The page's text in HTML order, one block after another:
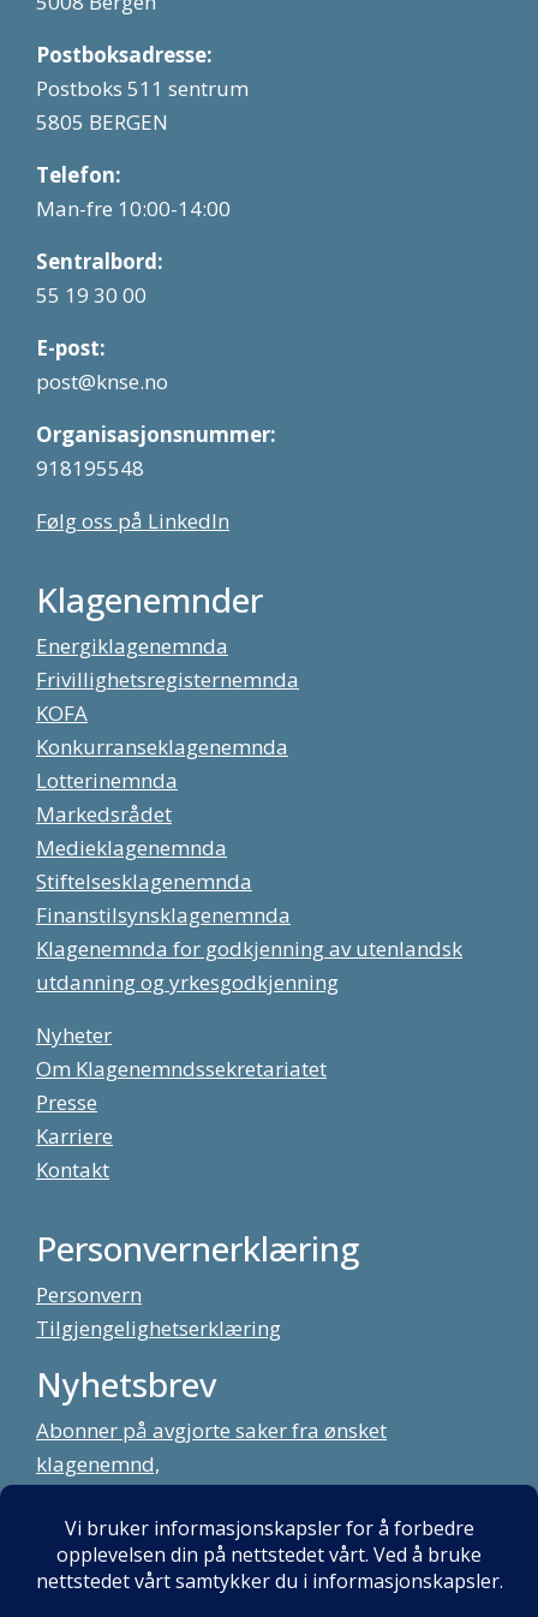
Postboksadresse:
Postboks 511 sentrum
5805 BERGEN
Telefon:
Man-fre 10:00-14:00
Sentralbord:
55 19 30 00
E-post:
post@knse.no
Organisasjonsnummer:
918195548
Følg oss på LinkedIn
Klagenemnder
Energiklagenemnda
Frivillighetsregisternemnda
KOFA
Konkurranseklagenemnda
Lotterinemnda
Markedsrådet
Medieklagenemnda
Stiftelsesklagenemnda
Finanstilsynsklagenemnda
Klagenemnda for godkjenning av utenlandsk
utdanning og yrkesgodkjenning
Nyheter
Om Klagenemndssekretariatet
Presse
Karriere
Kontakt
Personvernerklæring
Personvern
Tilgjengelighetserklæring
Nyhetsbrev
Abonner på avgjorte saker fra ønsket
klagenemnd,